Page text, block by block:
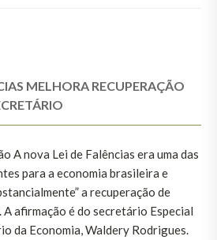
MELHORA RECUPERAÇÃO
A nova Lei de Falências era uma das
para a economia brasileira e
a recuperação de
afirmação é do secretário Especial
da Economia, Waldery Rodrigues.